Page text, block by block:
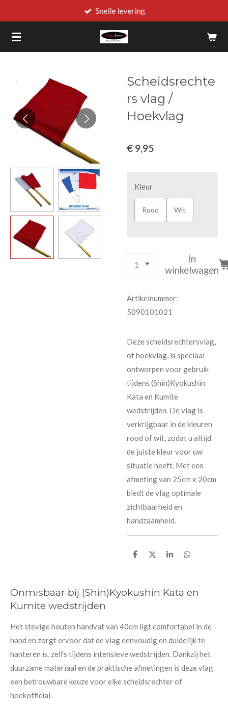
naar
de
Snelle levering
Scheidsrechte
rs vlag /
Hoekvlag
€ 9,95
Kleur
Rood Wit
In
winkelwagen
Artikelnummer:
5090101021
Deze scheidsrechtersvlag,
of hoekvlag, is speciaal
ontworpen voor gebruik
tijdens (Shin)Kyokushin
Kata en Kumite
wedstrijden. De vlag is
verkrijgbaar in de kleuren
rood of wit, zodat u altijd
de juiste kleur voor uw
situatie heeft. Met een
afmeting van 25cm x 20cm
biedt de vlag optimale
zichtbaarheid en
handzaamheid.
D
D
S
e
D
Onmisbaar bij (Shin)Kyokushin Kata en
Kumite wedstrijden
Het stevige houten handvat van 40cm ligt comfortabel in de
hand en zorgt ervoor dat de vlag eenvoudig en duidelijk te
hanteren is, zelfs tijdens intensieve wedstrijden. Dankzij het
duurzame materiaal en de praktische afmetingen is deze vlag
een betrouwbare keuze voor elke scheidsrechter of
hoekofficial.